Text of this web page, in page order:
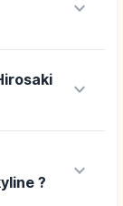
keyboard_arrow_down
keyboard_arrow_down
?
keyboard_arrow_down